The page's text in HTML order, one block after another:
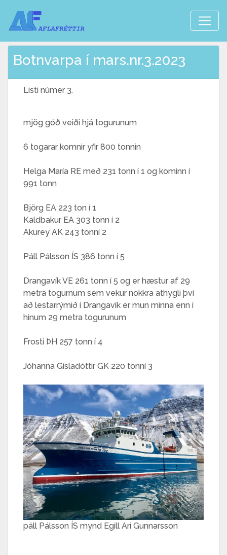
Botnvarpa í mars.nr.3.2023
Listi númer 3.
mjög góð veiði hjá togurunum
6 togarar komnir yfir 800 tonnin
Helga María RE með 231 tonn í 1 og kominn í
991 tonn
Björg EA 223 ton í 1
Kaldbakur EA 303 tonn í 2
Akurey AK 243 tonní 2
Páll Pálsson ÍS 386 tonn í 5
Drangavík VE 261 tonn í 5 og er hæstur af 29
metra togurnum sem vekur nokkra athygli því
að lestarrýmið í Drangavík er mun minna enn í
hinum 29 metra togurunum
Frosti ÞH 257 tonn í 4
Jóhanna Gísladóttir GK 220 tonní 3
páll Pálsson ÍS mynd Egill Ari Gunnarsson